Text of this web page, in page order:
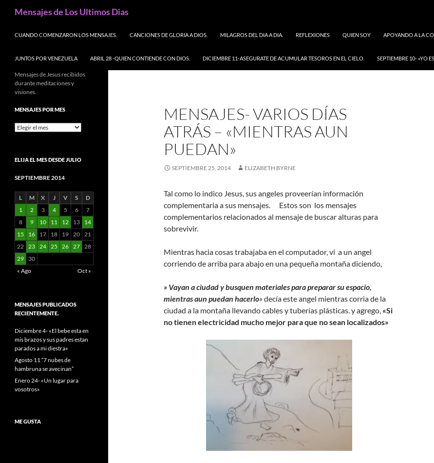
Mensajes de Los Ultimos Dias
CUANDO COMENZARON LOS MENSAJES.
CANCIONES DE GLORIA A DIOS. MILAGROS DEL DIA A DIA. REFLEXIONES QUIEN SOY APOYANDO A LA
JUNTOS POR VENEZUELA ABRIL 28 -QUIEN CONTIENDE CON DIOS. DICIEMBRE 11-ASEGURATE DE ACUMULAR TESOROS EN EL CIELO. SEPTIEMBRE 10- «YO
MENSAJES- VARIOS DÍAS
ATRÁS – «MIENTRAS AUN
PUEDAN»
SEPTIEMBRE 25, 2014 ELIZABETH BYRNE
Tal como lo indico Jesus, sus angeles proveerían información
complementaria a sus mensajes. Estos son los mensajes
complementarios relacionados al mensaje de buscar alturas para
sobrevivir.
Mientras hacia cosas trabajaba en el computador, vi a un angel
corriendo de arriba para abajo en una pequeña montaña diciendo,
» Vayan a ciudad y busquen materiales para preparar su espacio,
mientras aun puedan hacerlo» decía este angel mientras corria de la
ciudad a la montaña llevando cables y tuberías plásticas. y agrego, «Si
no tienen electricidad mucho mejor para que no sean localizados»
Mensajes de Jesus recibidos
durante meditaciones y
visiones.
MENSAJES POR MES
Mensajes
ELIJA EL MES DESDE JULIO
SEPTIEMBRE 2014
L M X J V S
D
1
2 3 4 5 6
7
8
9 10 11 12 13
14
15
16 17 18 19 20 21
22 23 24 25 26 27 28
29
30
« Ago
Oct »
MENSAJES PUBLICADOS
RECIENTEMENTE.
Diciembre 4- «El bebe esta en
mis brazos y sus padres estan
parados a mi diestra»
Agosto 11 “7 nubes de
hambruna se avecinan”
Enero 24- «Un lugar para
vosotros»
ME GUSTA